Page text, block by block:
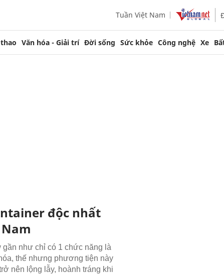
Tuần Việt Nam
Văn hóa - Giải trí Đời sống Sức khỏe Công nghệ Xe
độc nhất
gần như chỉ có 1 chức năng là
thế nhưng phương tiện này
nên lộng lẫy, hoành tráng khi